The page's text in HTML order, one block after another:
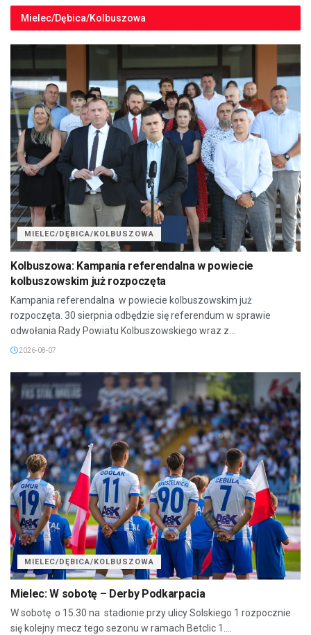
Mielec/Dębica/Kolbuszowa
MIELEC/DĘBICA/KOLBUSZOWA
Kolbuszowa: Kampania referendalna w powiecie
kolbuszowskim już rozpoczęta
Kampania referendalna w powiecie kolbuszowskim już
rozpoczęta. 30 sierpnia odbędzie się referendum w sprawie
odwołania Rady Powiatu Kolbuszowskiego wraz z...
2026-08-07
MIELEC/DĘBICA/KOLBUSZOWA
Mielec: W sobotę – Derby Podkarpacia
W sobotę o 15.30 na stadionie przy ulicy Solskiego 1 rozpocznie
się kolejny mecz tego sezonu w ramach Betclic 1....